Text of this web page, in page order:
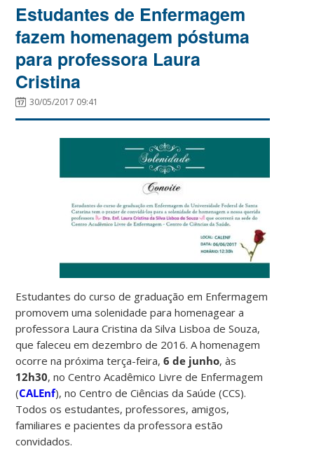
Estudantes de Enfermagem
fazem homenagem póstuma
para professora Laura
Cristina
30/05/2017 09:41
Estudantes do curso de graduação em Enfermagem
promovem uma solenidade para homenagear a
professora Laura Cristina da Silva Lisboa de Souza,
que faleceu em dezembro de 2016. A homenagem
ocorre na próxima terça-feira,6 de junho, às
12h30, no Centro Acadêmico Livre de Enfermagem
(CALEnf), no Centro de Ciências da Saúde (CCS).
Todos os estudantes, professores, amigos,
familiares e pacientes da professora estão
convidados.